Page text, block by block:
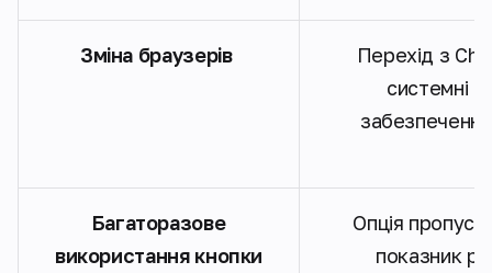
Зміна браузерів
Перехід з
системні
Багаторазове
використання кнопки
Опція
показник